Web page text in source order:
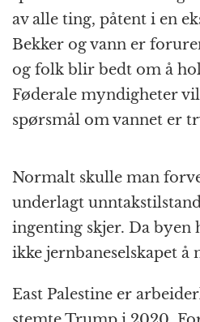
av alle ting, påtent i en
Bekker og vann er
og folk blir bedt om å
Føderale myndigheter
spørsmål om vannet er
Normalt skulle man
underlagt
ingenting skjer. Da
ikke jernbaneselskapet å
East Palestine er